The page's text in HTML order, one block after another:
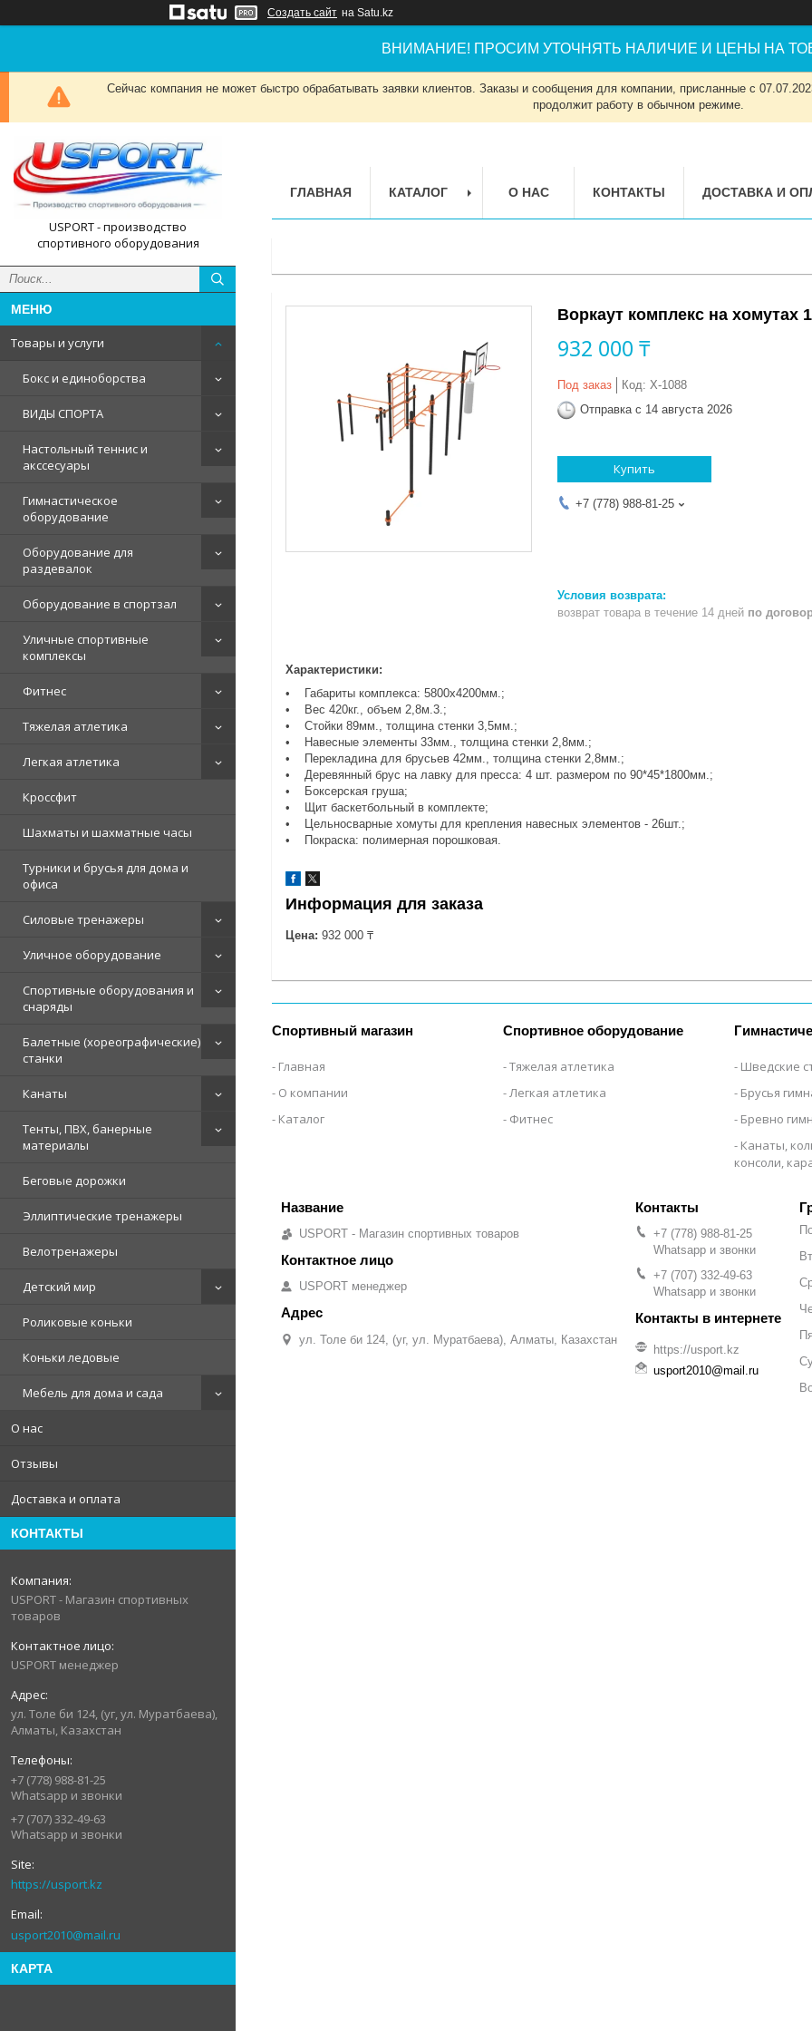
Создать сайт на Satu.kz
ВНИМАНИЕ! ПРОСИМ УТОЧНЯТЬ НАЛИЧИЕ И ЦЕНЫ НА
Сейчас компания не может быстро обрабатывать заявки клиентов. Заказы и сообщения для компании, присланные с
продолжит работу в обычном режиме.
USPORT - производство
спортивного оборудования
Товары и услуги
Бокс и единоборства
ВИДЫ СПОРТА
Настольный теннис и
акссесуары
Гимнастическое
оборудование
Оборудование для
раздевалок
Оборудование в спортзал
Уличные спортивные
комплексы
Фитнес
Тяжелая атлетика
Легкая атлетика
Кроссфит
Шахматы и шахматные часы
Турники и брусья для дома и
офиса
Силовые тренажеры
Уличное оборудование
Спортивные оборудования и
снаряды
Балетные (хореографические)
станки
Канаты
Тенты, ПВХ, банерные
материалы
Беговые дорожки
Эллиптические тренажеры
Велотренажеры
Детский мир
Роликовые коньки
Коньки ледовые
Мебель для дома и сада
О нас
Отзывы
Доставка и оплата
КОНТАКТЫ
USPORT - Магазин спортивных
товаров
USPORT менеджер
ул. Толе би 124, (уг, ул. Муратбаева),
Алматы, Казахстан
+7 (778) 988-81-25
Whatsapp и звонки
+7 (707) 332-49-63
Whatsapp и звонки
https://usport.kz
usport2010@mail.ru
КАРТА
ГЛАВНАЯ КАТАЛОГ О НАС КОНТАКТЫ ДОСТАВКА И
Воркаут комплекс на хомутах
932 000 ₸
Под заказ Код: Х-1088
Отправка с 14 августа 2026
Купить
+7 (778) 988-81-25
возврат товара в течение 14 дней по
Характеристики:
• Габариты комплекса: 5800х4200мм.;
• Вес 420кг., объем 2,8м.3.;
• Стойки 89мм., толщина стенки 3,5мм.;
• Навесные элементы 33мм., толщина стенки 2,8мм.;
• Перекладина для брусьев 42мм., толщина стенки 2,8мм.;
• Деревянный брус на лавку для пресса: 4 шт. размером по 90*45*1800мм.;
• Боксерская груша;
• Щит баскетбольный в комплекте;
• Цельносварные хомуты для крепления навесных элементов - 26шт.;
• Покраска: полимерная порошковая.
Информация для заказа
Цена: 932 000 ₸
Спортивный магазин
Главная
О компании
Каталог
Спортивное оборудование
Тяжелая атлетика
Легкая атлетика
Фитнес
Шведские
Брусья
Бревно
Канаты,
консоли,
USPORT - Магазин спортивных товаров
USPORT менеджер
ул. Толе би 124, (уг, ул. Муратбаева), Алматы, Казахстан
+7 (778) 988-81-25
Whatsapp и звонки
+7 (707) 332-49-63
Whatsapp и звонки
https://usport.kz
usport2010@mail.ru